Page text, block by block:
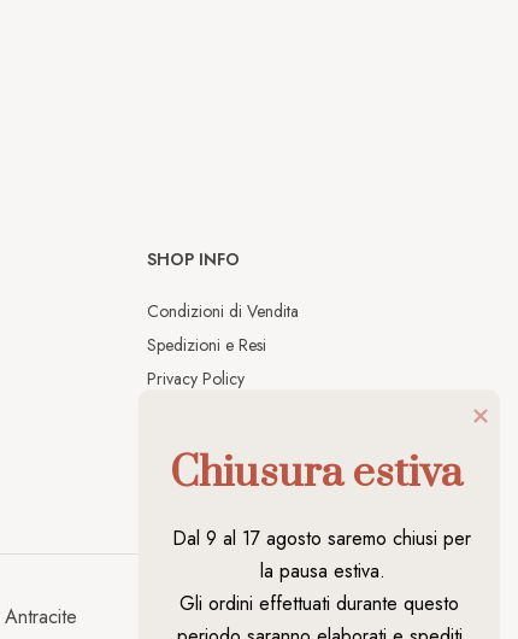
SHOP INFO
Condizioni di Vendita
Spedizioni e Resi
Privacy Policy
Antracite
Chiusura estiva
Dal 9 al 17 agosto saremo chiusi per
la pausa estiva.
Gli ordini effettuati durante questo